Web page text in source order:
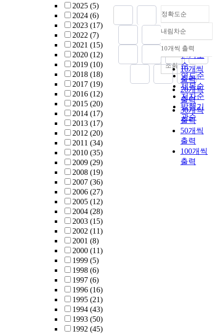
2025 (5)
2024 (6)
2023 (17)
2022 (7)
2021 (15)
2020 (12)
2019 (10)
2018 (18)
2017 (19)
2016 (12)
2015 (20)
2014 (17)
2013 (17)
2012 (20)
2011 (34)
2010 (35)
2009 (29)
2008 (19)
2007 (36)
2006 (27)
2005 (12)
2004 (28)
2003 (15)
2002 (11)
2001 (8)
2000 (11)
1999 (5)
1998 (6)
1997 (6)
1996 (16)
1995 (21)
1994 (43)
1993 (50)
1992 (45)
정확도순
정확도
순
인기도
순
연도순
제목순
저자순
발행기
관순
내림차순
내림차순
10개씩 출력
10개씩
출력
20개씩
출력
30개씩
출력
50개씩
출력
100개씩
출력
조회